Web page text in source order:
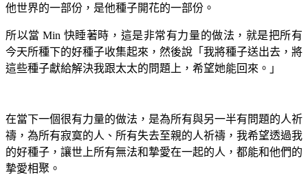
他世界的一部份，是他種子開花的一部份。
所以當 Min 快睡著時，這是非常有力量的做法，就是把所有
今天所種下的好種子收集起來，然後說「我將種子送出去，將
這些種子獻給解決我跟太太的問題上，希望她能回來。」
在當下一個很有力量的做法，是為所有與另一半有問題的人祈
禱，為所有寂寞的人、所有失去至親的人祈禱，我希望透過我
的好種子，讓世上所有無法和摯愛在一起的人，都能和他們的
摯愛相聚。